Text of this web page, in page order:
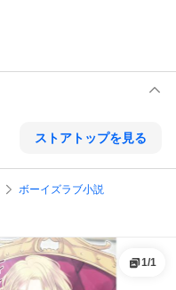
ストアトップを見る
ボーイズラブ小説
1/1